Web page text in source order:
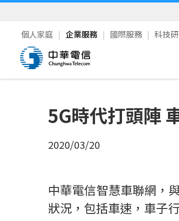
個人家庭 企業服務 國際服務 科技
5G時代打頭陣
2020/03/20
中華電信智慧車聯網，
狀況，包括車速，車子